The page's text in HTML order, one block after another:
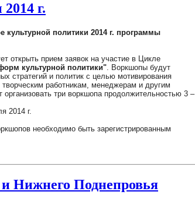
г.
политики 2014 г. программы
открыть прием заявок на участие в Цикле
культурной политики". Воркшопы будут
стратегий и политик с целью мотивирования
работникам, менеджерам и другим
три воркшопа продолжительностью 3 –
2014 г.
необходимо быть зарегистрированным
Нижнего Поднепровья